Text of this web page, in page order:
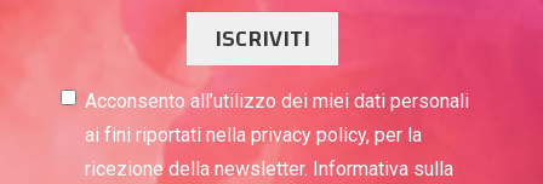
ISCRIVITI
Acconsento all’utilizzo dei miei dati personali
ai fini riportati nella privacy policy, per la
ricezione della newsletter. Informativa sulla